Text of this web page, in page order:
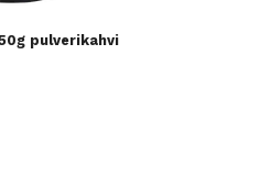
pulverikahvi